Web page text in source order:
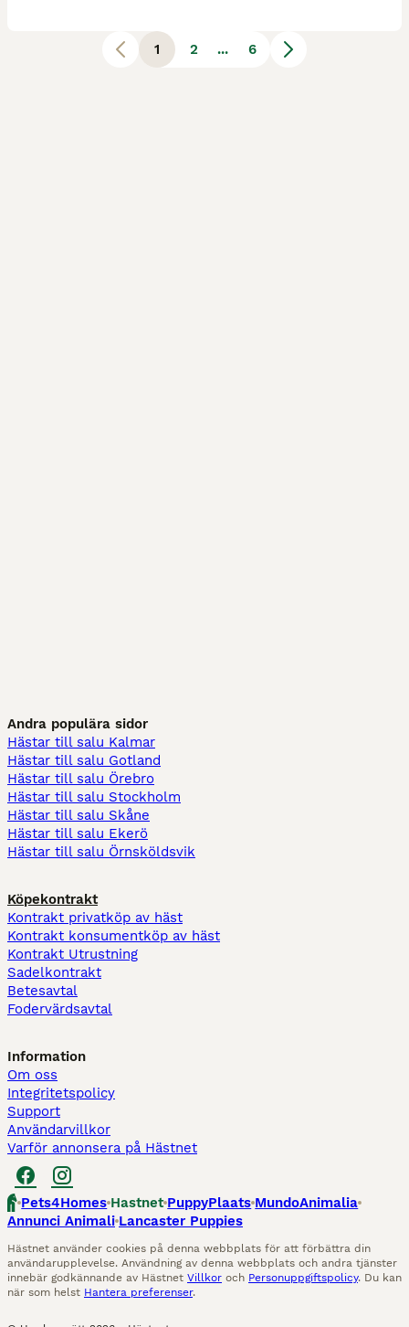
1 2 ... 6
Andra populära sidor
Hästar till salu Kalmar
Hästar till salu Gotland
Hästar till salu Örebro
Hästar till salu Stockholm
Hästar till salu Skåne
Hästar till salu Ekerö
Hästar till salu Örnsköldsvik
Köpekontrakt
Kontrakt privatköp av häst
Kontrakt konsumentköp av häst
Kontrakt Utrustning
Sadelkontrakt
Betesavtal
Fodervärdsavtal
Information
Om oss
Integritetspolicy
Support
Användarvillkor
Varför annonsera på Hästnet
Pets4Homes Hastnet PuppyPlaats MundoAnimalia
Annunci Animali Lancaster Puppies
Hästnet använder cookies på denna webbplats för att förbättra din
användarupplevelse. Användning av denna webbplats och andra tjänster
innebär godkännande av Hästnet Villkor och Personuppgiftspolicy. Du kan
när som helst Hantera preferenser.